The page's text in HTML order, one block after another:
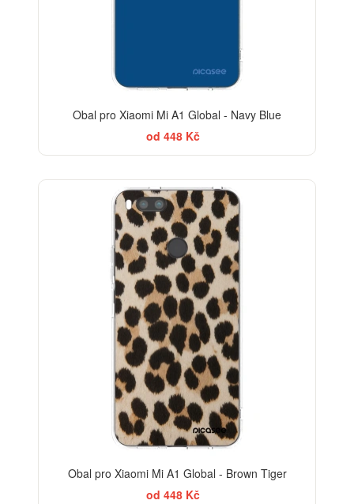
Obal pro Xiaomi Mi A1 Global - Navy Blue
od 448 Kč
Obal pro Xiaomi Mi A1 Global - Brown Tiger
od 448 Kč